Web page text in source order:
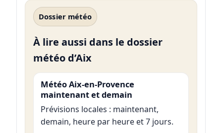
Dossier météo
À lire aussi dans le dossier
météo d’Aix
Météo Aix-en-Provence
maintenant et demain
Prévisions locales : maintenant,
demain, heure par heure et 7 jours.